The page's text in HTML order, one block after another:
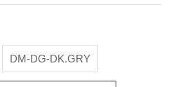
DM-DG-DK.GRY